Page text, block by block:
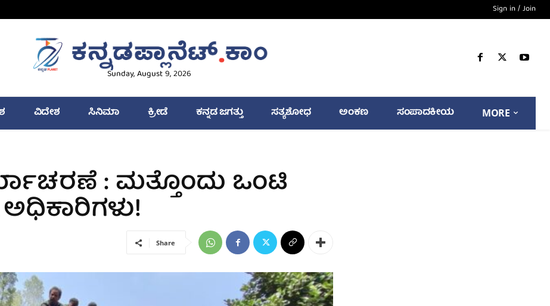
Sign in / Join
Sunday, August 9, 2026
ವಿದೇಶ ಸಿನಿಮಾ ಕ್ರೀಡೆ ಕನ್ನಡ ಜಗತ್ತು ಸತ್ಯಶೋಧ ಅಂಕಣ ಸಂಪಾದಕೀಯ MORE
: ಮತ್ತೊಂದು ಒಂಟಿ
Share